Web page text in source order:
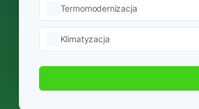
Termomodernizacja
Klimatyzacja